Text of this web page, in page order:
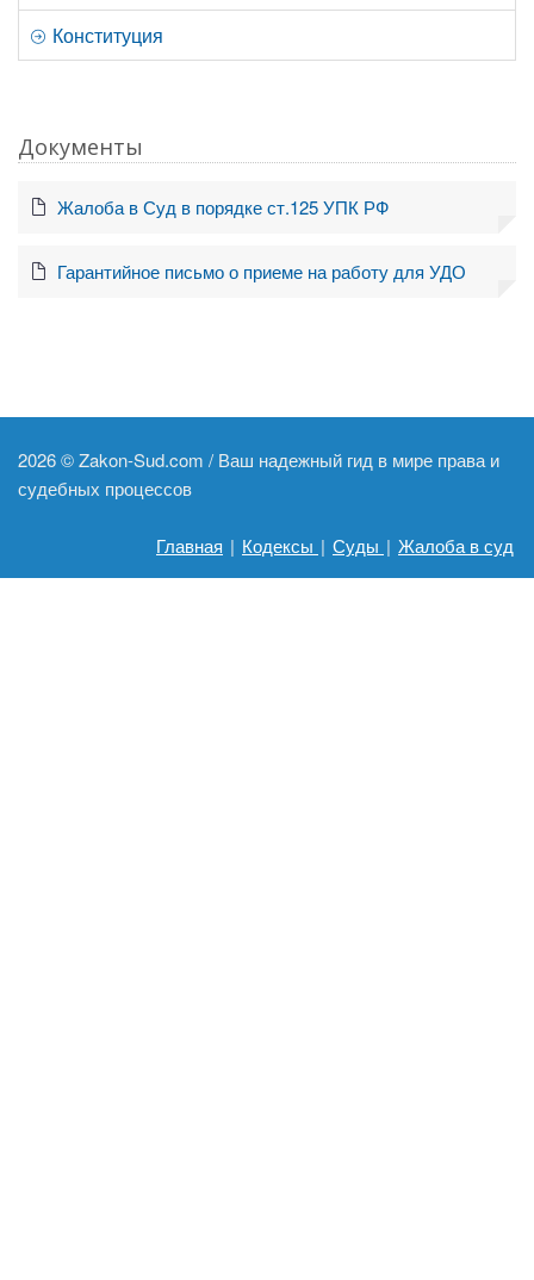
Конституция
Документы
Жалоба в Суд в порядке ст.125 УПК РФ
Гарантийное письмо о приеме на работу для УДО
2026 ©Zakon-Sud.com / Ваш надежный гид в мире права и
судебных процессов
Главная | Кодексы | Суды | Жалоба в суд